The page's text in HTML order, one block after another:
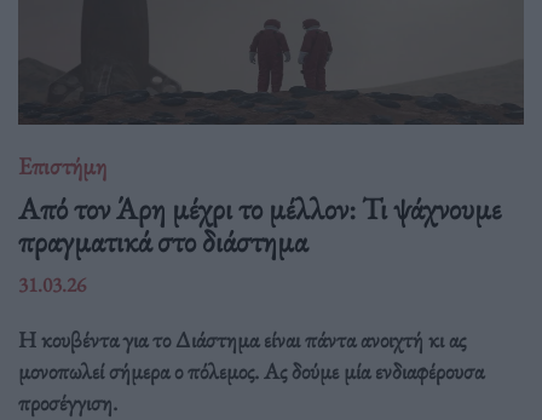
Επιστήμη
Από τον Άρη μέχρι το μέλλον: Τι ψάχνουμε
πραγματικά στο διάστημα
31.03.26
Η κουβέντα για το Διάστημα είναι πάντα ανοιχτή κι ας
μονοπωλεί σήμερα ο πόλεμος. Ας δούμε μία ενδιαφέρουσα
προσέγγιση.